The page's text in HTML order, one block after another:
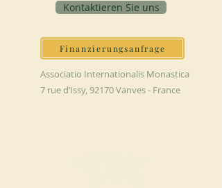
Kontaktieren Sie uns
Finanzierungsanfrage
Associatio Internationalis Monastica
7 rue d’Issy, 92170 Vanves - France